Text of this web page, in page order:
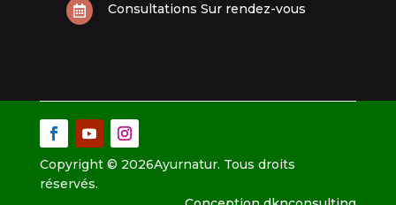
 Consultations Sur rendez-vous
Copyright © 2026Ayurnatur. Tous droits
réservés.